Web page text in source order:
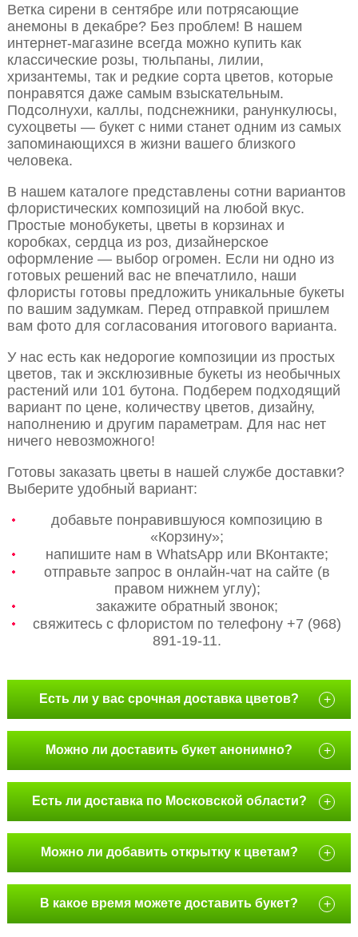
Ветка сирени в сентябре или потрясающие
анемоны в декабре? Без проблем! В нашем
интернет-магазине всегда можно купить как
классические розы, тюльпаны, лилии,
хризантемы, так и редкие сорта цветов, которые
понравятся даже самым взыскательным.
Подсолнухи, каллы, подснежники, ранункулюсы,
сухоцветы — букет с ними станет одним из самых
запоминающихся в жизни вашего близкого
человека.
В нашем каталоге представлены сотни вариантов
флористических композиций на любой вкус.
Простые монобукеты, цветы в корзинах и
коробках, сердца из роз, дизайнерское
оформление — выбор огромен. Если ни одно из
готовых решений вас не впечатлило, наши
флористы готовы предложить уникальные букеты
по вашим задумкам. Перед отправкой пришлем
вам фото для согласования итогового варианта.
У нас есть как недорогие композиции из простых
цветов, так и эксклюзивные букеты из необычных
растений или 101 бутона. Подберем подходящий
вариант по цене, количеству цветов, дизайну,
наполнению и другим параметрам. Для нас нет
ничего невозможного!
Готовы заказать цветы в нашей службе доставки?
Выберите удобный вариант:
добавьте понравившуюся композицию в
«Корзину»;
напишите нам в WhatsApp или ВКонтакте;
отправьте запрос в онлайн-чат на сайте (в
правом нижнем углу);
закажите обратный звонок;
свяжитесь с флористом по телефону +7 (968)
891-19-11.
Есть ли у вас срочная доставка цветов? +
Можно ли доставить букет анонимно? +
Есть ли доставка по Московской области? +
Можно ли добавить открытку к цветам? +
В какое время можете доставить букет? +